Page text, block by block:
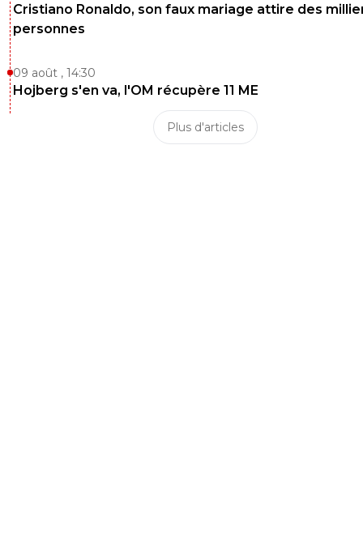
Cristiano Ronaldo, son faux mariage attire des
personnes
09 août , 14:30
Hojberg s'en va, l'OM récupère 11 ME
Plus d'articles